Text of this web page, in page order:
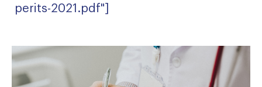
perits-2021.pdf"]